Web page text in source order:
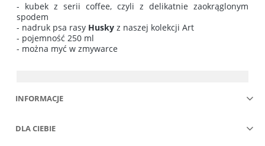
- kubek z serii coffee, czyli z delikatnie zaokrąglonym
spodem
- nadruk psa rasy Husky z naszej kolekcji Art
- pojemność 250 ml
- można myć w zmywarce
INFORMACJE
DLA CIEBIE